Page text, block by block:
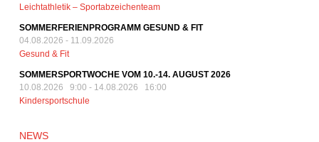
Leichtathletik – Sportabzeichenteam
SOMMERFERIENPROGRAMM GESUND & FIT
04.08.2026 - 11.09.2026
Gesund & Fit
SOMMERSPORTWOCHE VOM 10.-14. AUGUST 2026
10.08.2026 9:00 - 14.08.2026 16:00
Kindersportschule
NEWS